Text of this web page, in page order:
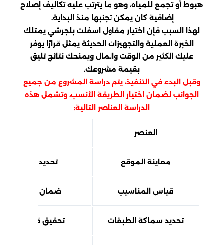
هبوط أو تجمع للمياه، وهو ما يترتب عليه تكاليف إصلاح
إضافية كان يمكن تجنبها منذ البداية.
لهذا السبب فإن اختيار مقاول اسفلت بلجرشي يمتلك
الخبرة العملية والتجهيزات الحديثة يمثل قرارًا يوفر
عليك الكثير من الوقت والمال ويمنحك نتائج تليق
بقيمة مشروعك.
وقبل البدء في التنفيذ، يتم دراسة المشروع من جميع
الجوانب لضمان اختيار الطريقة الأنسب، وتشمل هذه
الدراسة العناصر التالية:
العنصر
معاينة الموقع تحديد طبيعة
قياس المناسيب ضمان تصريف
تحديد سماكة الطبقات تحقيق قدرة تحمل